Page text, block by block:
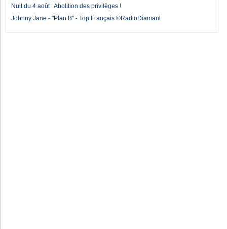
Nuit du 4 août : Abolition des privilèges !
Johnny Jane - "Plan B" - Top Français ©RadioDiamant